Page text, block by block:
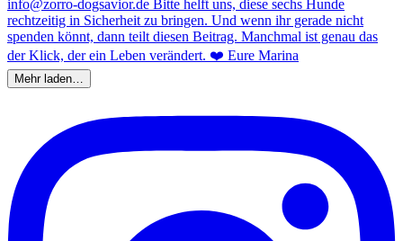
Mehr laden…